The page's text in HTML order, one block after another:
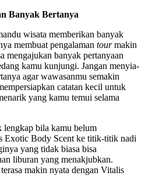
Banyak Bertanya
wisata memberikan banyak
membuat pengalaman tourmakin
mengajukan banyak pertanyaan
kamu kunjungi. Jangan menyia-
agar wawasanmu semakin
catatan kecil untuk
yang kamu temui selama
lengkap bila kamu belum
Exotic Body Scent ke titik-titik nadi
yang tidak biasa bisa
liburan yang menakjubkan.
makin nyata dengan Vitalis